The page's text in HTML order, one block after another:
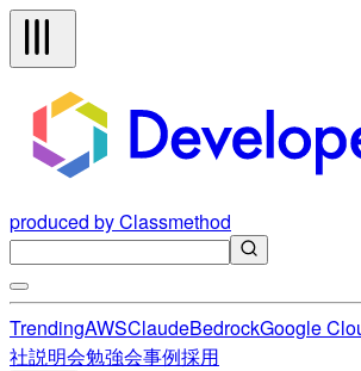
produced by Classmethod
TrendingAWSClaudeBedrockGoogle
社説明会勉強会事例採用